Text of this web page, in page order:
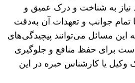
به شناخت و درک عمیق و
جوانب و تعهدات آن به‌دقت
این مسائل می‌توانند پیچیدگی‌های
است برای حفظ منافع و جلوگیری
وکیل یا کارشناس خبره در این